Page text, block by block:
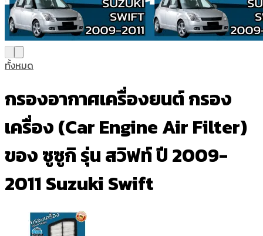
ทั้งหมด
กรองอากาศเครื่องยนต์ กรอง
เครื่อง (Car Engine Air Filter)
ของ ซูซูกิ รุ่น สวิฟท์ ปี 2009-
2011 Suzuki Swift